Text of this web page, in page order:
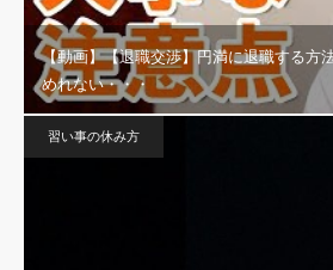
【動画】【退職交渉】円満に退職する方
めれない・・・
習い事の休み方